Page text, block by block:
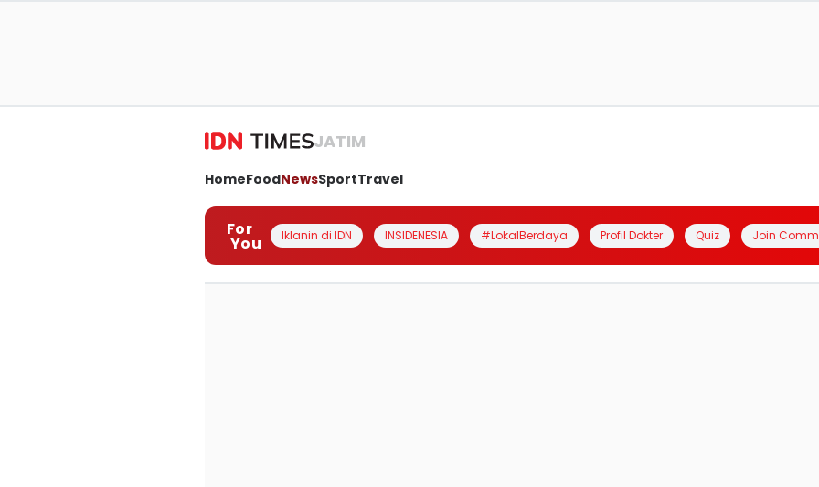
JATIM
HomeFoodNewsSportTravel
For
You Iklanin di IDN INSIDENESIA #LokalBerdaya Profil Dokter Quiz Join